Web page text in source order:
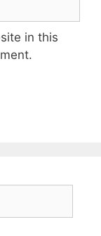
in this